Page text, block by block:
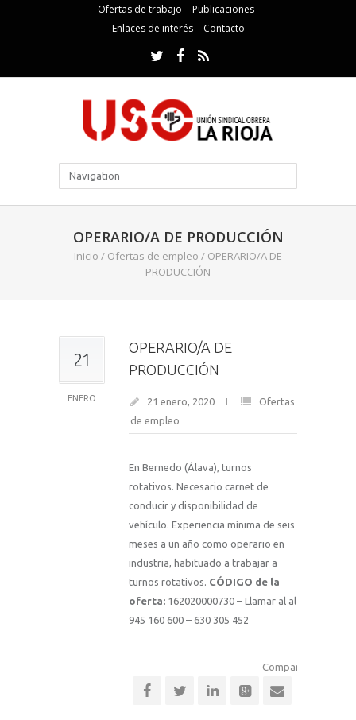
Ofertas de trabajo
Publicaciones
Enlaces de interés
Contacto
OPERARIO/A DE PRODUCCIÓN
Inicio / Ofertas de empleo / OPERARIO/A DE
PRODUCCIÓN
21
ENERO
OPERARIO/A DE
PRODUCCIÓN
21 enero, 2020
Ofertas
de empleo
En Bernedo (Álava), turnos
rotativos. Necesario carnet de
conducir y disponibilidad de
vehículo. Experiencia mínima de seis
meses a un año como operario en
industria, habituado a trabajar a
turnos rotativos. CÓDIGO de la
oferta: 162020000730 – Llamar al al
945 160 600 – 630 305 452
Comparte esta